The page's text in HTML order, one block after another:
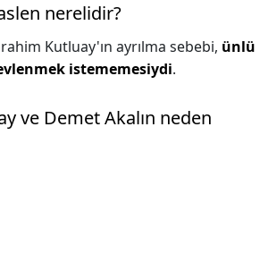
nerelidir?
Kutluay'ın ayrılma sebebi, ünlü
istememesiydi.
ve Demet Akalın neden